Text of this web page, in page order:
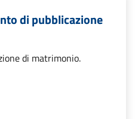
di pubblicazione
di matrimonio.